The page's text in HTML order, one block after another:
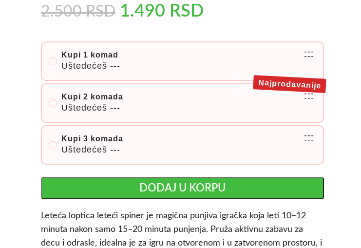
2.500RSD 1.490 RSD
Kupi 1 komad
Uštedećeš ---
---
---
Kupi 2 komada
Uštedećeš ---
---
---
Najprodavanije
Kupi 3 komada
Uštedećeš ---
---
---
DODAJ U KORPU
Leteća loptica leteći spiner je magična punjiva igračka koja leti 10–12
minuta nakon samo 15–20 minuta punjenja. Pruža aktivnu zabavu za
decu i odrasle, idealna je za igru na otvorenom i u zatvorenom prostoru, i